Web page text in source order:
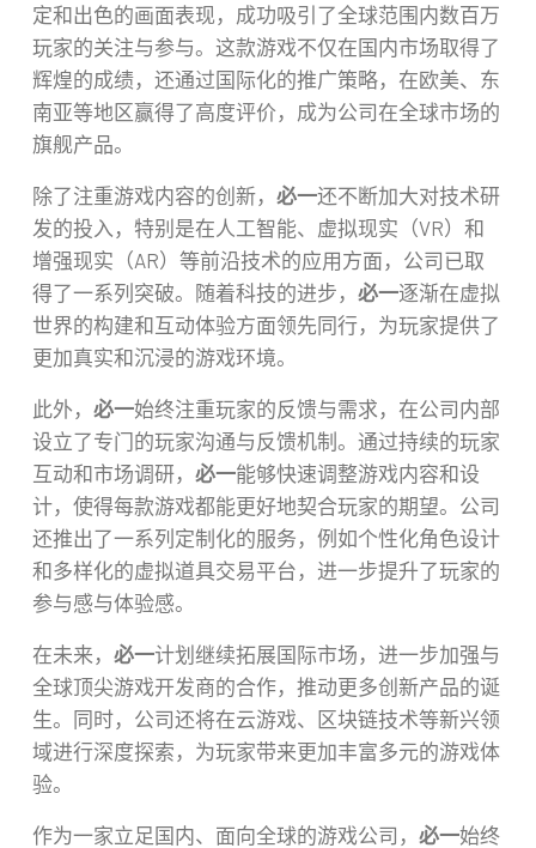
定和出色的画面表现，成功吸引了全球范围内数百万
玩家的关注与参与。这款游戏不仅在国内市场取得了
辉煌的成绩，还通过国际化的推广策略，在欧美、东
南亚等地区赢得了高度评价，成为公司在全球市场的
旗舰产品。
除了注重游戏内容的创新， 必一还不断加大对技术研
发的投入，特别是在人工智能、虚拟现实（VR）和
增强现实（AR）等前沿技术的应用方面，公司已取
得了一系列突破。随着科技的进步， 必一逐渐在虚拟
世界的构建和互动体验方面领先同行，为玩家提供了
更加真实和沉浸的游戏环境。
此外， 必一始终注重玩家的反馈与需求，在公司内部
设立了专门的玩家沟通与反馈机制。通过持续的玩家
互动和市场调研， 必一能够快速调整游戏内容和设
计，使得每款游戏都能更好地契合玩家的期望。公司
还推出了一系列定制化的服务，例如个性化角色设计
和多样化的虚拟道具交易平台，进一步提升了玩家的
参与感与体验感。
在未来， 必一计划继续拓展国际市场，进一步加强与
全球顶尖游戏开发商的合作，推动更多创新产品的诞
生。同时，公司还将在云游戏、区块链技术等新兴领
域进行深度探索，为玩家带来更加丰富多元的游戏体
验。
作为一家立足国内、面向全球的游戏公司， 必一始终